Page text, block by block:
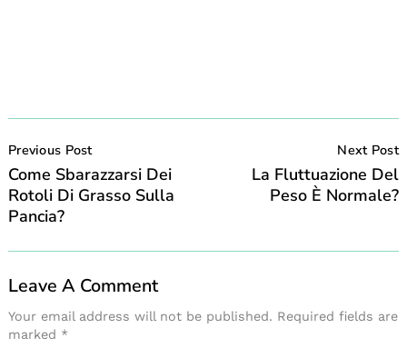
Navigation
Previous Post
Come Sbarazzarsi Dei
Rotoli Di Grasso Sulla
Pancia?
Next Post
La Fluttuazione Del
Peso È Normale?
Leave A Comment
Your email address will not be published. Required fields are
marked *